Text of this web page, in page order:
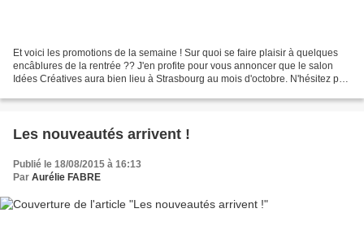
Et voici les promotions de la semaine ! Sur quoi se faire plaisir à quelques
encâblures de la rentrée ?? J'en profite pour vous annoncer que le salon
Idées Créatives aura bien lieu à Strasbourg au mois d'octobre. N'hésitez pas
Les nouveautés arrivent !
Publié le 18/08/2015 à 16:13
Par Aurélie FABRE